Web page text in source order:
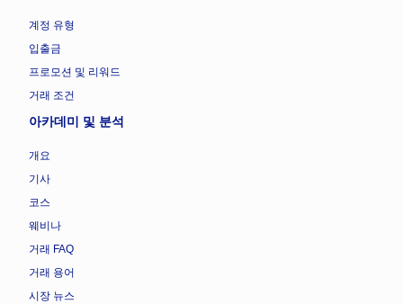
계정 유형
입출금
프로모션 및 리워드
거래 조건
아카데미 및 분석
개요
기사
코스
웨비나
거래 FAQ
거래 용어
시장 뉴스